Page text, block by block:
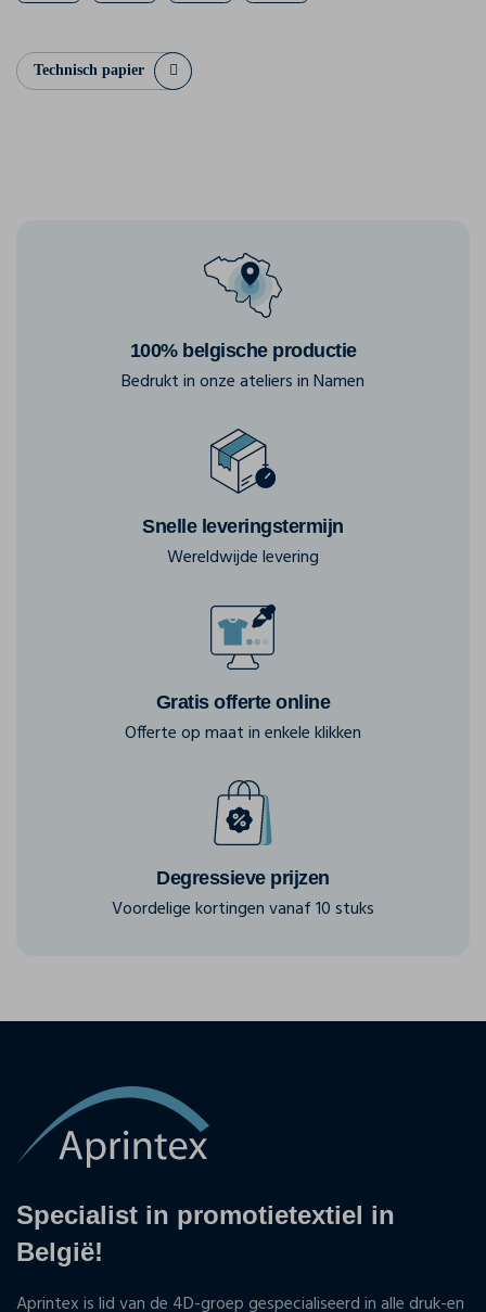
Technisch papier
100% belgische productie
Bedrukt in onze ateliers in Namen
Snelle leveringstermijn
Wereldwijde levering
Gratis offerte online
Offerte op maat in enkele klikken
Degressieve prijzen
Voordelige kortingen vanaf 10 stuks
Specialist in promotietextiel in
België!
Aprintex is lid van de 4D-groep gespecialiseerd in alle druk-en